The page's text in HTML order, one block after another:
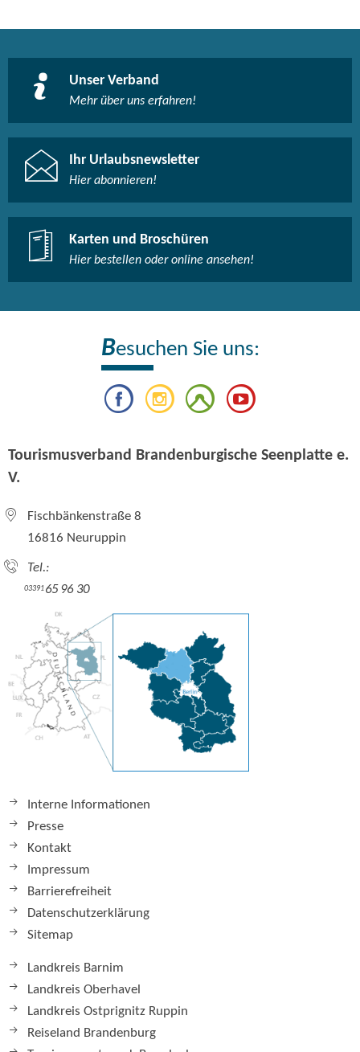
Unser Verband
Mehr über uns erfahren!
Ihr Urlaubsnewsletter
Hier abonnieren!
Karten und Broschüren
Hier bestellen oder online ansehen!
Besuchen Sie uns:
Tourismusverband Brandenburgische Seenplatte e.
V.
Fischbänkenstraße 8
16816 Neuruppin
Tel.:
0339165 96 30
Interne Informationen
Presse
Kontakt
Impressum
Barrierefreiheit
Datenschutzerklärung
Sitemap
Landkreis Barnim
Landkreis Oberhavel
Landkreis Ostprignitz Ruppin
Reiseland Brandenburg